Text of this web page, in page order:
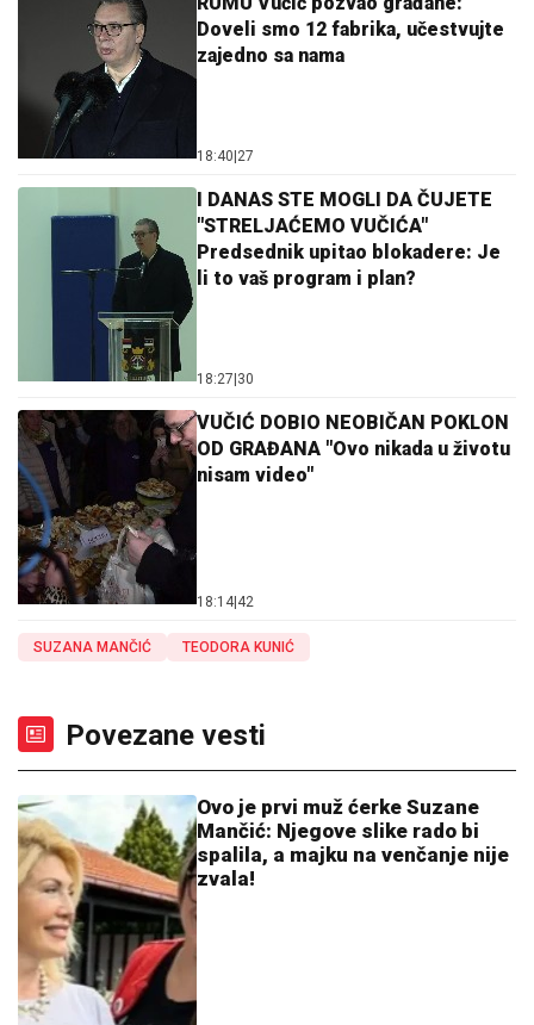
Doveli smo 12 fabrika, učestvujte
zajedno sa nama
18:40|27
I DANAS STE MOGLI DA ČUJETE
"STRELJAĆEMO VUČIĆA"
Predsednik upitao blokadere: Je
li to vaš program i plan?
18:27|30
VUČIĆ DOBIO NEOBIČAN POKLON
OD GRAĐANA "Ovo nikada u životu
nisam video"
18:14|42
SUZANA MANČIĆ TEODORA KUNIĆ
Povezane vesti
Ovo je prvi muž ćerke Suzane
Mančić: Njegove slike rado bi
spalila, a majku na venčanje nije
zvala!